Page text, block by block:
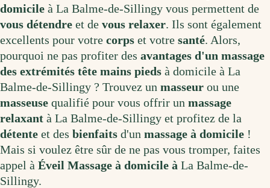
domicile à La Balme-de-Sillingy vous permettent de
vous détendre et de vous relaxer. Ils sont également
excellents pour votre corps et votre santé. Alors,
pourquoi ne pas profiter des avantages d'un massage
des extrémités tête mains pieds à domicile à La
Balme-de-Sillingy ? Trouvez un masseur ou une
masseuse qualifié pour vous offrir un massage
relaxant à La Balme-de-Sillingy et profitez de la
détente et des bienfaits d'un massage à domicile !
Mais si voulez être sûr de ne pas vous tromper, faites
appel à Éveil Massage à domicile à La Balme-de-
Sillingy.